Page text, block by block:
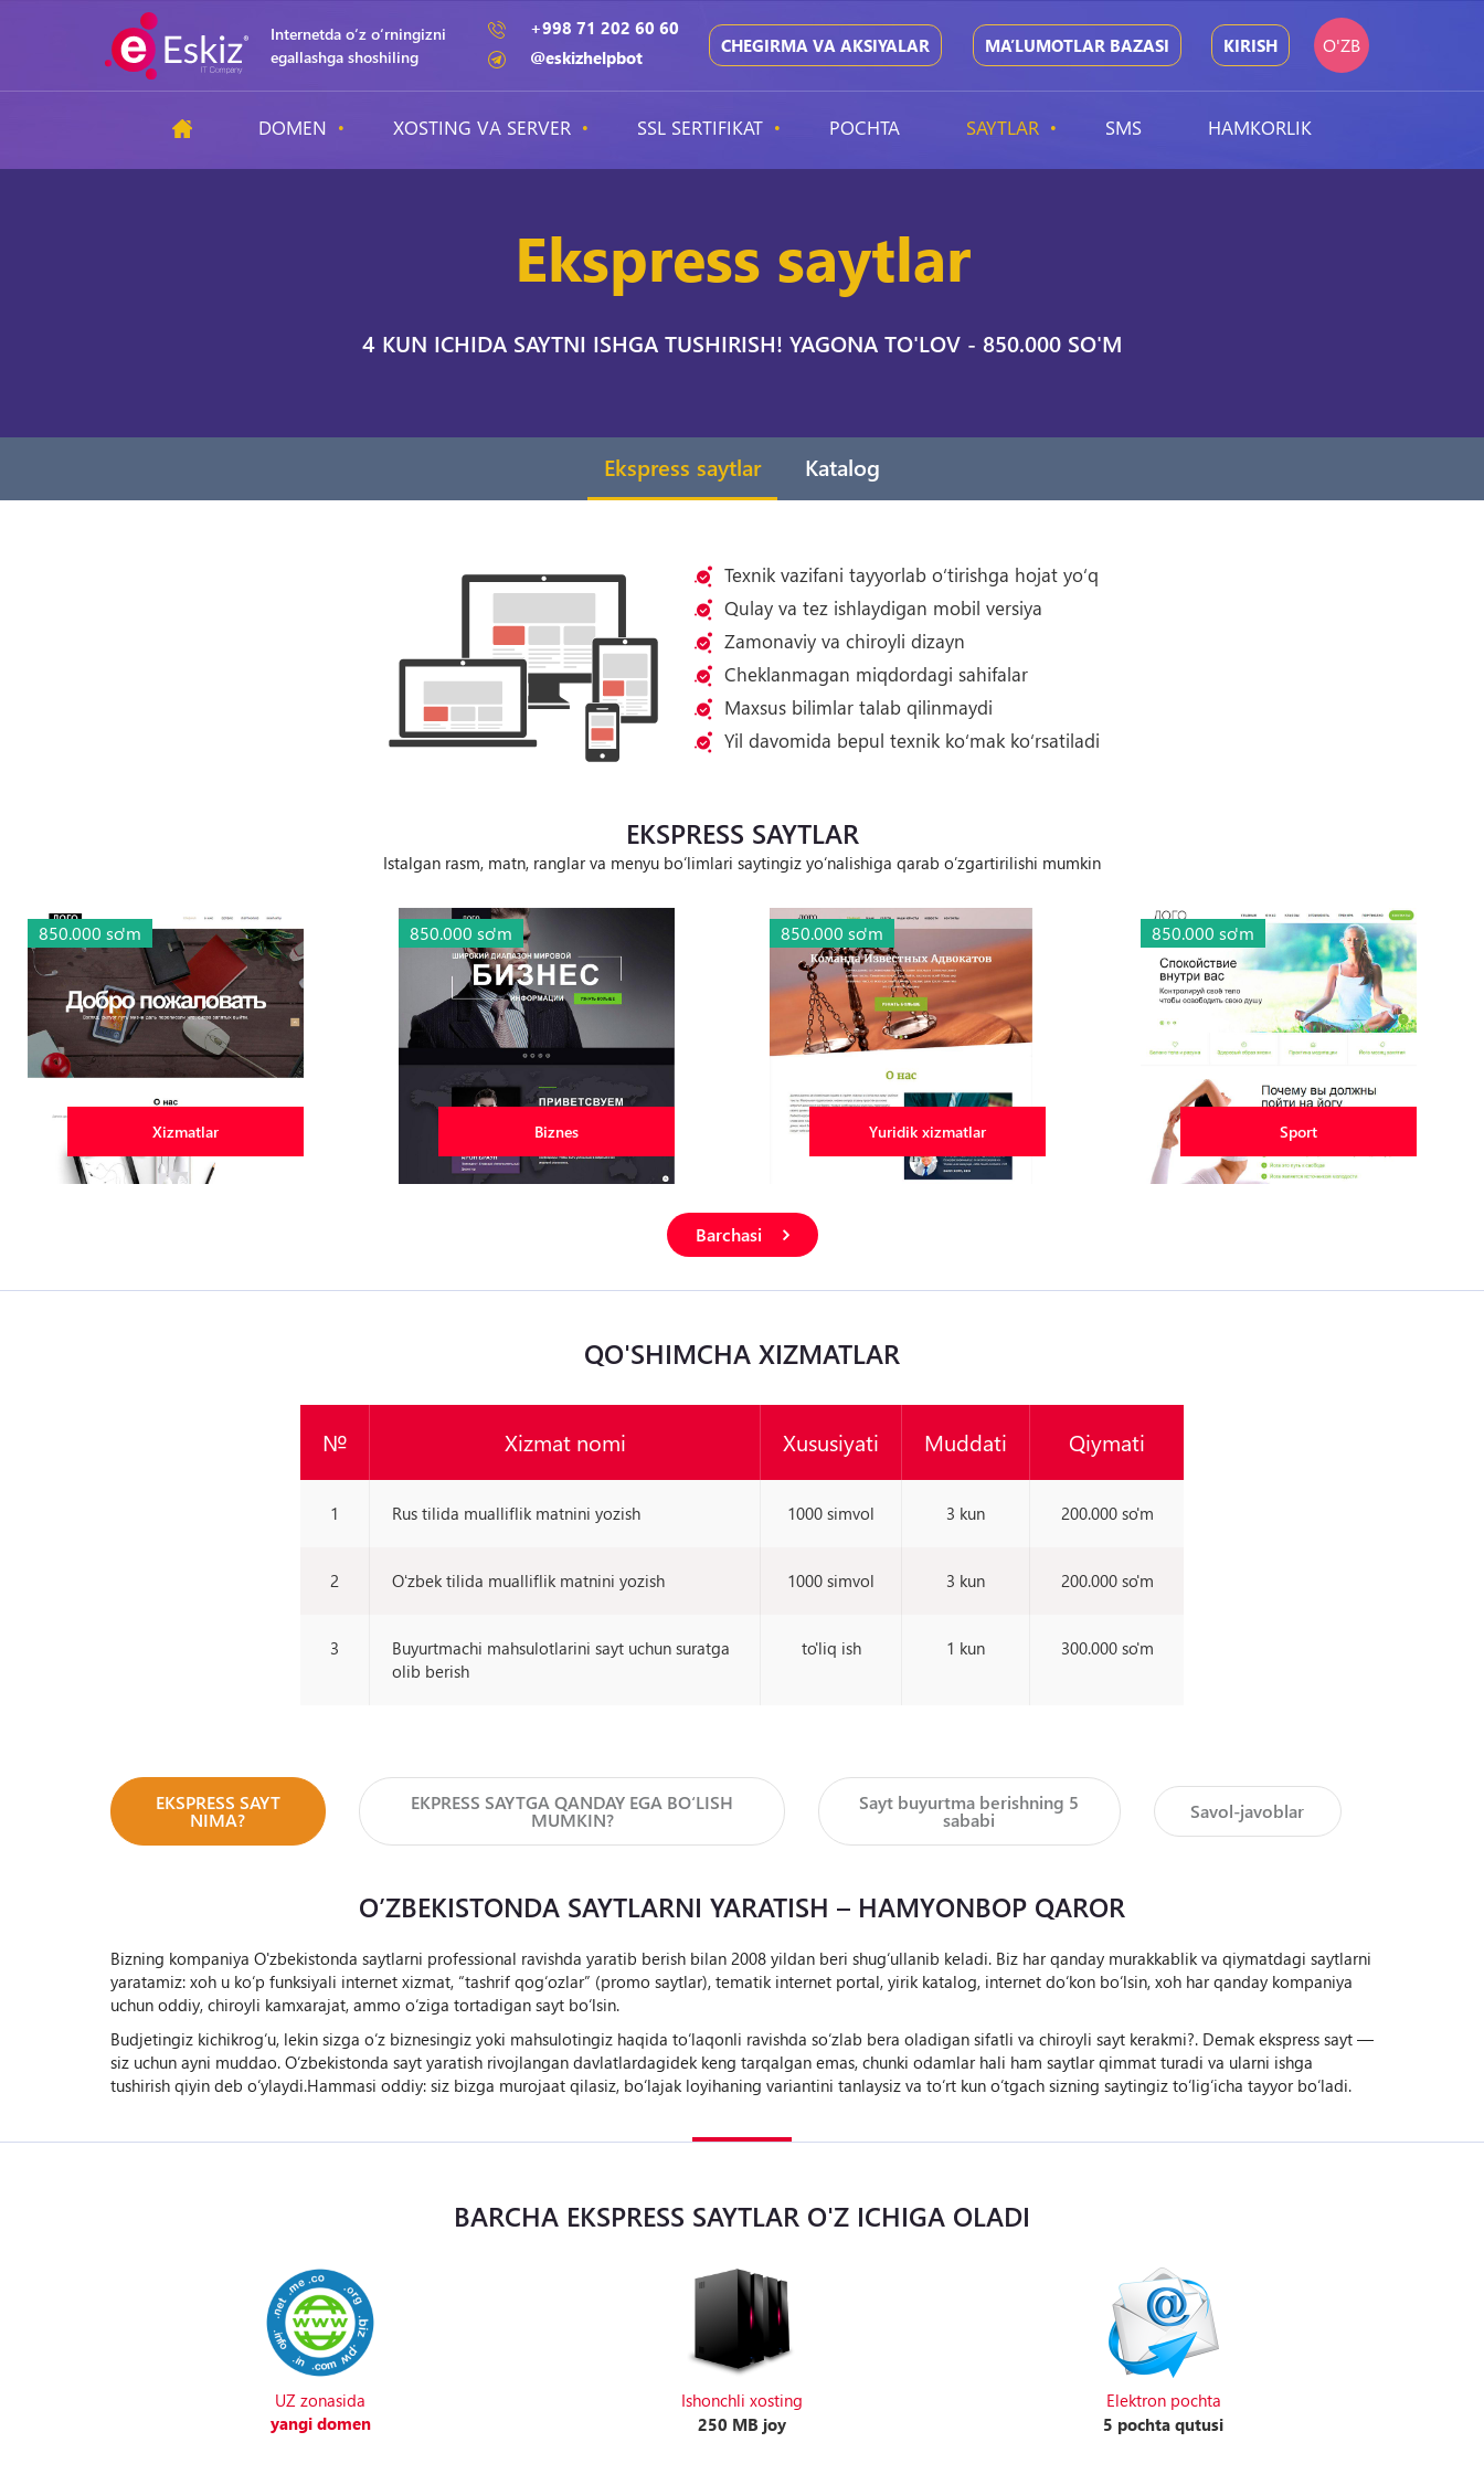
Internetda o‘z o‘rningizni
egallashga shoshiling
+998 71 202 60 60
@eskizhelpbot
CHEGIRMA VA AKSIYALAR MA’LUMOTLAR BAZASI KIRISH O'ZB
DOMEN XOSTING VA SERVER SSL SERTIFIKAT POCHTA SAYTLAR SMS HAMKORLIK
Ekspress saytlar
4 KUN ICHIDA SAYTNI ISHGA TUSHIRISH! YAGONA TO'LOV - 850.000 SO'M
Ekspress saytlar Katalog
Texnik vazifani tayyorlab o‘tirishga hojat yo‘q
Qulay va tez ishlaydigan mobil versiya
Zamonaviy va chiroyli dizayn
Cheklanmagan miqdordagi sahifalar
Maxsus bilimlar talab qilinmaydi
Yil davomida bepul texnik ko‘mak ko‘rsatiladi
EKSPRESS SAYTLAR
Istalgan rasm, matn, ranglar va menyu bo‘limlari saytingiz yo‘nalishiga qarab o’zgartirilishi mumkin
850.000 so'm
Xizmatlar
850.000 so'm
Biznes
850.000 so'm
Yuridik xizmatlar
850.000 so'm
Sport
Barchasi
QO'SHIMCHA XIZMATLAR
№ Xizmat nomi Xususiyati Muddati Qiymati
1 Rus tilida mualliflik matnini yozish 1000 simvol 3 kun 200.000 so'm
2 Oʻzbek tilida mualliflik matnini yozish 1000 simvol 3 kun 200.000 so'm
3
Buyurtmachi mahsulotlarini sayt uchun suratga
olib berish
to'liq ish 1 kun 300.000 so'm
EKSPRESS SAYT
NIMA?
EKPRESS SAYTGA QANDAY EGA BO‘LISH
MUMKIN?
Sayt buyurtma berishning 5
sababi Savol-javoblar
O’ZBEKISTONDA SAYTLARNI YARATISH – HAMYONBOP QAROR
Bizning kompaniya O'zbekistonda saytlarni professional ravishda yaratib berish bilan 2008 yildan beri shug‘ullanib keladi. Biz har qanday murakkablik va qiymatdagi saytlarni
yaratamiz: xoh u ko‘p funksiyali internet xizmat, “tashrif qog‘ozlar” (promo saytlar), tematik internet portal, yirik katalog, internet do‘kon bo‘lsin, xoh har qanday kompaniya
uchun oddiy, chiroyli kamxarajat, ammo o‘ziga tortadigan sayt bo‘lsin.
Budjetingiz kichikrog‘u, lekin sizga o‘z biznesingiz yoki mahsulotingiz haqida to‘laqonli ravishda so‘zlab bera oladigan sifatli va chiroyli sayt kerakmi?. Demak ekspress sayt —
siz uchun ayni muddao. O‘zbekistonda sayt yaratish rivojlangan davlatlardagidek keng tarqalgan emas, chunki odamlar hali ham saytlar qimmat turadi va ularni ishga
tushirish qiyin deb o‘ylaydi.Hammasi oddiy: siz bizga murojaat qilasiz, bo‘lajak loyihaning variantini tanlaysiz va to‘rt kun o‘tgach sizning saytingiz to‘lig‘icha tayyor bo‘ladi.
BARCHA EKSPRESS SAYTLAR O'Z ICHIGA OLADI
UZ zonasida
yangi domen
Ishonchli xosting
250 MB joy
Elektron pochta
5 pochta qutusi